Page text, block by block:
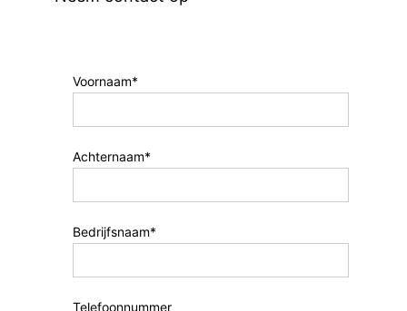
Voornaam*
Achternaam*
Bedrijfsnaam*
Telefoonnummer